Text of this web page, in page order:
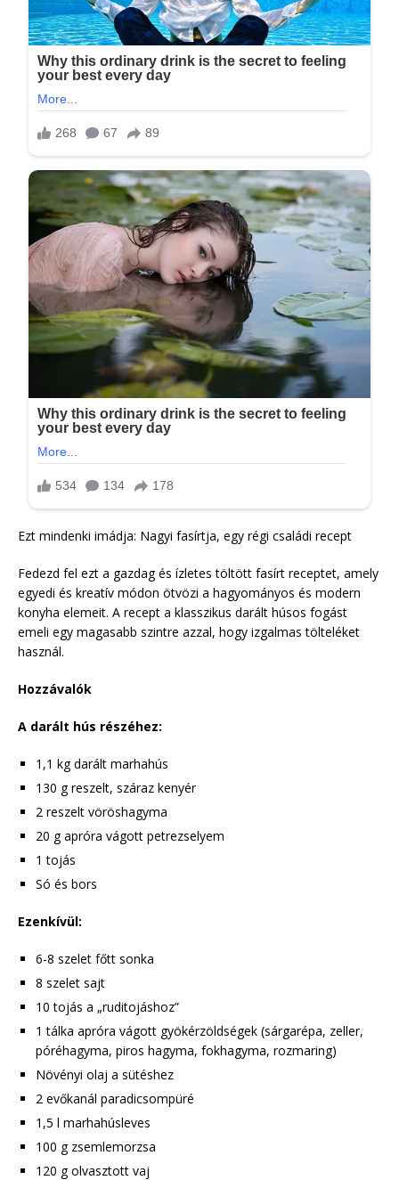
Ezt mindenki imádja: Nagyi fasírtja, egy régi családi recept
Fedezd fel ezt a gazdag és ízletes töltött fasírt receptet, amely
egyedi és kreatív módon ötvözi a hagyományos és modern
konyha elemeit. A recept a klasszikus darált húsos fogást
emeli egy magasabb szintre azzal, hogy izgalmas tölteléket
használ.
Hozzávalók
A darált hús részéhez:
1,1 kg darált marhahús
130 g reszelt, száraz kenyér
2 reszelt vöröshagyma
20 g apróra vágott petrezselyem
1 tojás
Só és bors
Ezenkívül:
6-8 szelet főtt sonka
8 szelet sajt
10 tojás a „ruditojáshoz”
1 tálka apróra vágott gyökérzöldségek (sárgarépa, zeller,
póréhagyma, piros hagyma, fokhagyma, rozmaring)
Növényi olaj a sütéshez
2 evőkanál paradicsompüré
1,5 l marhahúsleves
100 g zsemlemorzsa
120 g olvasztott vaj